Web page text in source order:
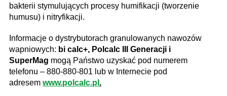
bakterii stymulujących procesy humifikacji (tworzenie
humusu) i nitryfikacji.
Informacje o dystrybutorach granulowanych nawozów
wapniowych: bi calc+, Polcalc III Generacji i
SuperMag mogą Państwo uzyskać pod numerem
telefonu – 880-880-801 lub w Internecie pod
adresem www.polcalc.pl .